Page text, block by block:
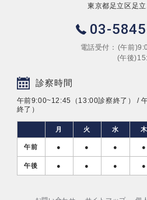
東京都足立区足
03-
電話受付： (午前
(午後
診察時間
午前9:00~12:45（13:00診察終了） /
終了）
月 火 水 木
午前 ● ● ● ●
午後 ● ● ● ●